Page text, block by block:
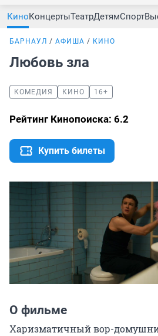
КиноКонцертыТеатрДетямСпорт
БАРНАУЛ АФИША КИНО
Любовь зла
КОМЕДИЯ КИНО 16+
Рейтинг Кинопоиска: 6.2
Купить билеты
О фильме
Харизматичный вор-